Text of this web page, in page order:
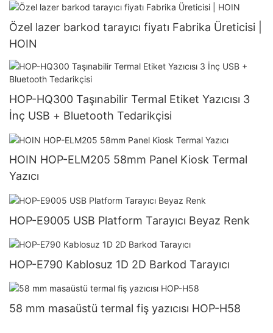
Özel lazer barkod tarayıcı fiyatı Fabrika Üreticisi |
HOIN
HOP-HQ300 Taşınabilir Termal Etiket Yazıcısı 3
İnç USB + Bluetooth Tedarikçisi
HOIN HOP-ELM205 58mm Panel Kiosk Termal
Yazıcı
HOP-E9005 USB Platform Tarayıcı Beyaz Renk
HOP-E790 Kablosuz 1D 2D Barkod Tarayıcı
58 mm masaüstü termal fiş yazıcısı HOP-H58